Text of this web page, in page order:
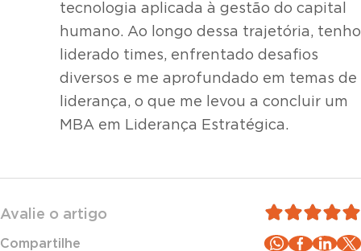
tecnologia aplicada à gestão do capital
humano. Ao longo dessa trajetória, tenho
liderado times, enfrentado desafios
diversos e me aprofundado em temas de
liderança, o que me levou a concluir um
MBA em Liderança Estratégica.
Avalie o artigo
Compartilhe